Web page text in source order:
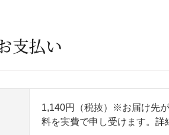
支払い
1,140円（税抜）※お届け先
料を実費で申し受けます。 詳